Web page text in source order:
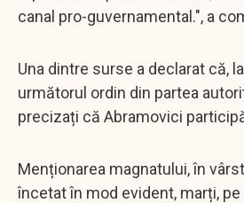
canal pro-guvernamental.", a
Una dintre surse a declarat că,
următorul ordin din partea
precizați că Abramovici
Menționarea magnatului, în
încetat în mod evident, marți,